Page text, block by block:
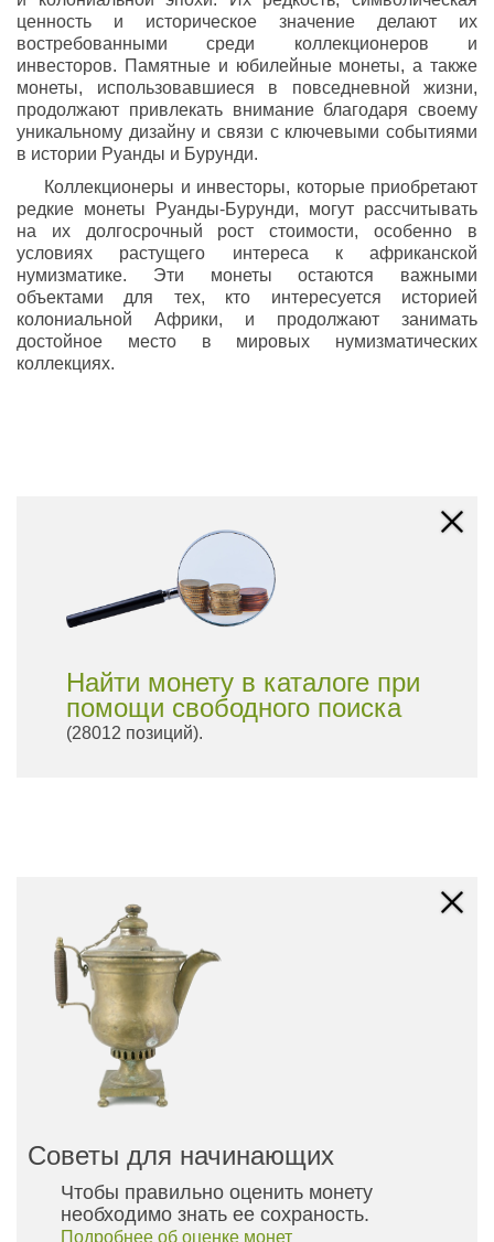
ценность и историческое значение делают их
востребованными среди коллекционеров и
инвесторов. Памятные и юбилейные монеты, а также
монеты, использовавшиеся в повседневной жизни,
продолжают привлекать внимание благодаря своему
уникальному дизайну и связи с ключевыми событиями
в истории Руанды и Бурунди.
Коллекционеры и инвесторы, которые приобретают
редкие монеты Руанды-Бурунди, могут рассчитывать
на их долгосрочный рост стоимости, особенно в
условиях растущего интереса к африканской
нумизматике. Эти монеты остаются важными
объектами для тех, кто интересуется историей
колониальной Африки, и продолжают занимать
достойное место в мировых нумизматических
коллекциях.
Найти монету в каталоге при
помощи свободного поиска
(28012 позиций).
Советы для начинающих
Чтобы правильно оценить монету
необходимо знать ее сохраность.
Подробнее об оценке монет